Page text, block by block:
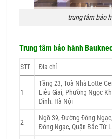
trung tâm bảo
Trung tâm bảo hành
STT Địa chỉ
1
Tầng 23, Toà Nhà Lotte
Liễu Giai, Phường Ngọc
Đình, Hà Nội
2
Ngõ 39, Đường Đông
Đông Ngạc, Quận Bắc Từ